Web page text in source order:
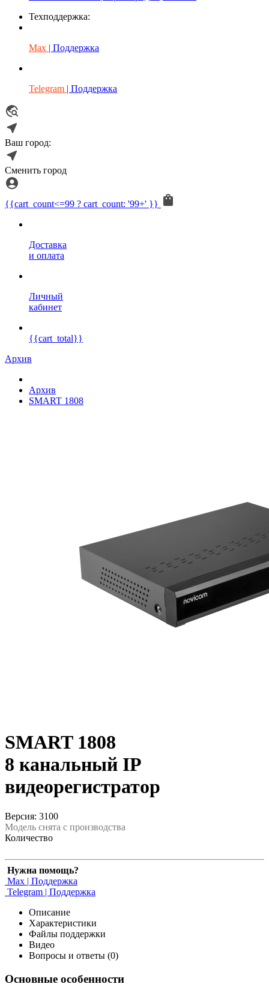
Техподдержка:
Max | Поддержка
Telegram | Поддержка
Ваш город:
Сменить город
{{cart_count<=99 ? cart_count: '99+' }}
Доставка
и оплата
Личный
кабинет
{{cart_total}}
Архив
Архив
SMART 1808
SMART 1808
8 канальный IP
видеорегистратор
Версия: 3100
Модель снята с производства
Количество
Нужна помощь?
Max | Поддержка
Telegram | Поддержка
Описание
Характеристики
Файлы поддержки
Видео
Вопросы и ответы (0)
Основные особенности